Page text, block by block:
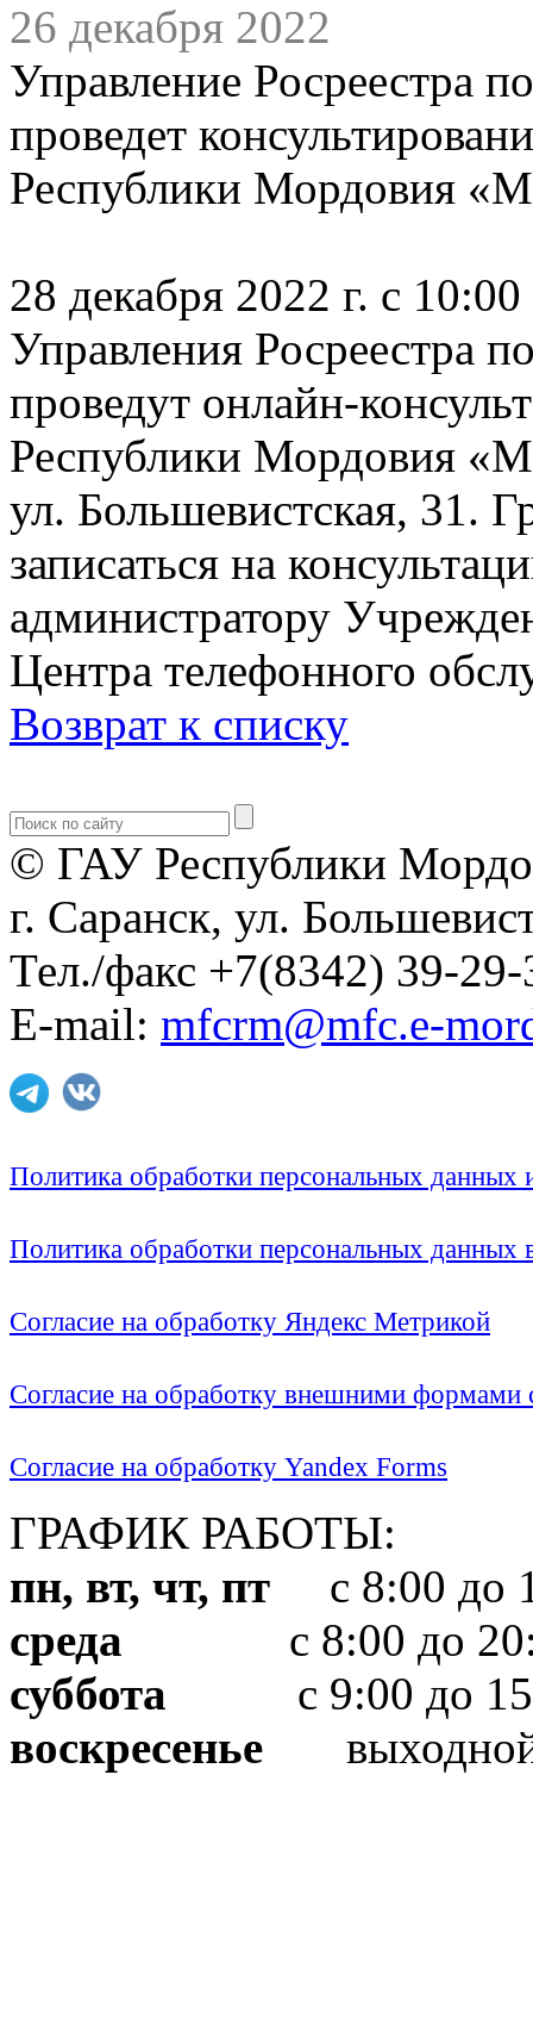
26 декабря 2022
Управление Росреестра
проведет
Республики Мордовия
28 декабря 2022 г. с
Управления Росреестра
проведут онлайн-
Республики Мордовия
ул. Большевистская, 31.
записаться на
администратору
Центра телефонного
Возврат к списку
© ГАУ Республики
г. Саранск, ул.
Тел./факс +7(8342) 39-29-
E-mail: mfcrm@mfc.e-
Политика обработки персональных
Политика обработки персональных
Согласие на обработку Яндекс Метрикой
Согласие на обработку внешними формами
Согласие на обработку Yandex Forms
ГРАФИК РАБОТЫ:
пн, вт, чт, пт с 8:00 до
среда с 8:00 до
суббота с 9:00 до
воскресенье